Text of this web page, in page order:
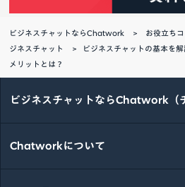
ビジネスチャットならChatwork お役立ちコ
ジネスチャット
ビジネスチャットの基本を
メリットとは？
ビジネスチャットならChatwork（
Chatworkについて